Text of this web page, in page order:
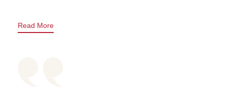
Read More